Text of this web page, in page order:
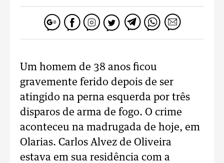
Um homem de 38 anos ficou
gravemente ferido depois de ser
atingido na perna esquerda por três
disparos de arma de fogo. O crime
aconteceu na madrugada de hoje, em
Olarias. Carlos Alvez de Oliveira
estava em sua residência com a